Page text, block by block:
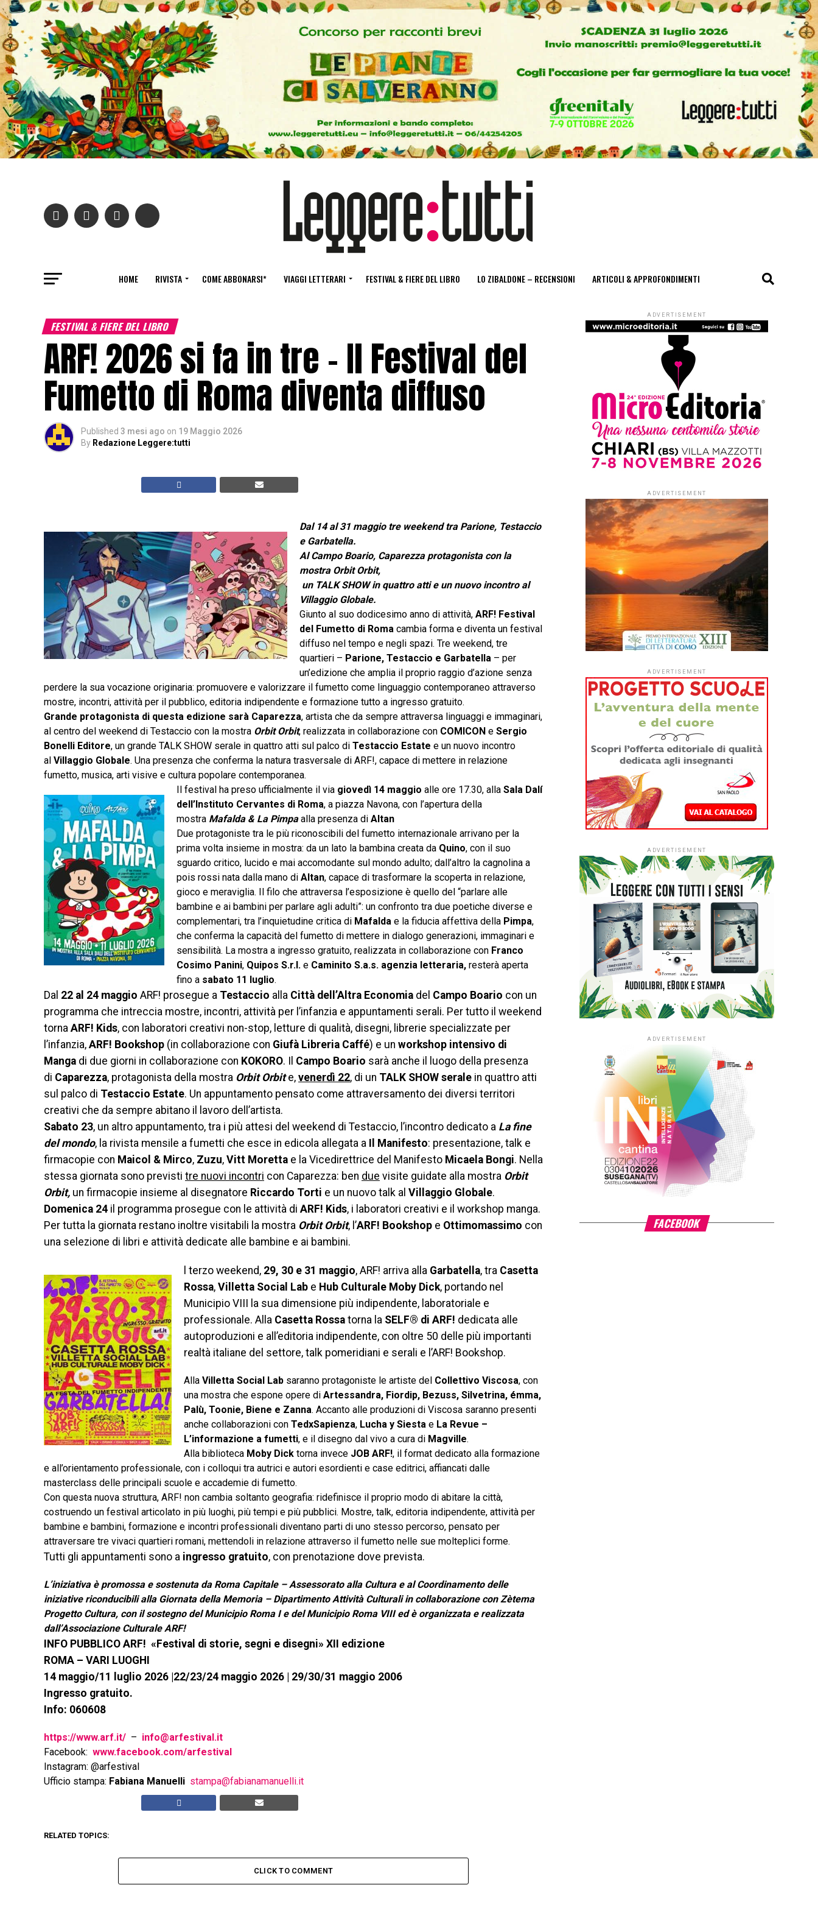
HOME RIVISTA COME ABBONARSI* VIAGGI LETTERARI FESTIVAL & FIERE DEL LIBRO LO ZIBALDONE – RECENSIONI ARTICOLI & APPROFONDIMENTI
FESTIVAL & FIERE DEL LIBRO
ARF! 2026 si fa in tre – Il Festival del
Fumetto di Roma diventa diffuso
Published 3 mesi ago on 19 Maggio 2026
By Redazione Leggere:tutti
Dal 14 al 31 maggio tre weekend tra Parione, Testaccio
e Garbatella.
Al Campo Boario, Caparezza protagonista con la
mostra Orbit Orbit,
un TALK SHOW in quattro atti e un nuovo incontro al
Villaggio Globale.
Giunto al suo dodicesimo anno di attività, ARF! Festival
del Fumetto di Roma cambia forma e diventa un festival
diffuso nel tempo e negli spazi. Tre weekend, tre
quartieri – Parione, Testaccio e Garbatella – per
un’edizione che amplia il proprio raggio d’azione senza
perdere la sua vocazione originaria: promuovere e valorizzare il fumetto come linguaggio contemporaneo attraverso
mostre, incontri, attività per il pubblico, editoria indipendente e formazione tutto a ingresso gratuito.
Grande protagonista di questa edizione sarà Caparezza, artista che da sempre attraversa linguaggi e immaginari,
al centro del weekend di Testaccio con la mostra Orbit Orbit, realizzata in collaborazione con COMICON e Sergio
Bonelli Editore, un grande TALK SHOW serale in quattro atti sul palco di Testaccio Estate e un nuovo incontro
al Villaggio Globale. Una presenza che conferma la natura trasversale di ARF!, capace di mettere in relazione
fumetto, musica, arti visive e cultura popolare contemporanea.
Il festival ha preso ufficialmente il via giovedì 14 maggio alle ore 17.30, alla Sala Dalí
dell’Instituto Cervantes di Roma, a piazza Navona, con l’apertura della
mostra Mafalda & La Pimpaalla presenza di Altan
Due protagoniste tra le più riconoscibili del fumetto internazionale arrivano per la
prima volta insieme in mostra: da un lato la bambina creata da Quino, con il suo
sguardo critico, lucido e mai accomodante sul mondo adulto; dall’altro la cagnolina a
pois rossi nata dalla mano di Altan, capace di trasformare la scoperta in relazione,
gioco e meraviglia. Il filo che attraversa l’esposizione è quello del “parlare alle
bambine e ai bambini per parlare agli adulti”: un confronto tra due poetiche diverse e
complementari, tra l’inquietudine critica di Mafalda e la fiducia affettiva della Pimpa,
che conferma la capacità del fumetto di mettere in dialogo generazioni, immaginari e
sensibilità. La mostra a ingresso gratuito, realizzata in collaborazione con Franco
Cosimo Panini, Quipos S.r.l. e Caminito S.a.s. agenzia letteraria, resterà aperta
fino a sabato 11 luglio.
Dal 22 al 24 maggio ARF! prosegue a Testaccio alla Città dell’Altra Economia del Campo Boario con un
programma che intreccia mostre, incontri, attività per l’infanzia e appuntamenti serali. Per tutto il weekend
torna ARF! Kids, con laboratori creativi non-stop, letture di qualità, disegni, librerie specializzate per
l’infanzia, ARF! Bookshop (in collaborazione con Giufà Libreria Caffé) e un workshop intensivo di
Manga di due giorni in collaborazione con KOKORO. Il Campo Boario sarà anche il luogo della presenza
di Caparezza, protagonista della mostra Orbit Orbite, venerdì 22, di un TALK SHOW serale in quattro atti
sul palco di Testaccio Estate. Un appuntamento pensato come attraversamento dei diversi territori
creativi che da sempre abitano il lavoro dell’artista.
Sabato 23, un altro appuntamento, tra i più attesi del weekend di Testaccio, l’incontro dedicato a La fine
del mondo, la rivista mensile a fumetti che esce in edicola allegata a Il Manifesto: presentazione, talk e
firmacopie con Maicol & Mirco, Zuzu, Vitt Moretta e la Vicedirettrice del Manifesto Micaela Bongi. Nella
stessa giornata sono previsti tre nuovi incontri con Caparezza: ben due visite guidate alla mostra Orbit
Orbit, un firmacopie insieme al disegnatore Riccardo Torti e un nuovo talk al Villaggio Globale.
Domenica 24 il programma prosegue con le attività di ARF! Kids, i laboratori creativi e il workshop manga.
Per tutta la giornata restano inoltre visitabili la mostra Orbit Orbit, l’ARF! Bookshop e Ottimomassimo con
una selezione di libri e attività dedicate alle bambine e ai bambini.
l terzo weekend, 29, 30 e 31 maggio, ARF! arriva alla Garbatella, tra Casetta
Rossa, Villetta Social Lab e Hub Culturale Moby Dick, portando nel
Municipio VIII la sua dimensione più indipendente, laboratoriale e
professionale. Alla Casetta Rossa torna la SELF® di ARF! dedicata alle
autoproduzioni e all’editoria indipendente, con oltre 50 delle più importanti
realtà italiane del settore, talk pomeridiani e serali e l’ARF! Bookshop.
Alla Villetta Social Lab saranno protagoniste le artiste del Collettivo Viscosa, con
una mostra che espone opere di Artessandra, Fiordip, Bezuss, Silvetrina, émma,
Palù, Toonie, Biene e Zanna. Accanto alle produzioni di Viscosa saranno presenti
anche collaborazioni con TedxSapienza, Lucha y Siesta e La Revue –
L’informazione a fumetti, e il disegno dal vivo a cura di Magville.
Alla biblioteca Moby Dick torna invece JOB ARF!, il format dedicato alla formazione
e all’orientamento professionale, con i colloqui tra autrici e autori esordienti e case editrici, affiancati dalle
masterclass delle principali scuole e accademie di fumetto.
Con questa nuova struttura, ARF! non cambia soltanto geografia: ridefinisce il proprio modo di abitare la città,
costruendo un festival articolato in più luoghi, più tempi e più pubblici. Mostre, talk, editoria indipendente, attività per
bambine e bambini, formazione e incontri professionali diventano parti di uno stesso percorso, pensato per
attraversare tre vivaci quartieri romani, mettendoli in relazione attraverso il fumetto nelle sue molteplici forme.
Tutti gli appuntamenti sono a ingresso gratuito, con prenotazione dove prevista.
L’iniziativa è promossa e sostenuta da Roma Capitale – Assessorato alla Cultura e al Coordinamento delle
iniziative riconducibili alla Giornata della Memoria – Dipartimento Attività Culturali in collaborazione con Zètema
Progetto Cultura, con il sostegno del Municipio Roma I e del Municipio Roma VIII ed è organizzata e realizzata
dall’Associazione Culturale ARF!
INFO PUBBLICO ARF! «Festival di storie, segni e disegni» XII edizione
ROMA – VARI LUOGHI
14 maggio/11 luglio 2026 |22/23/24 maggio 2026 | 29/30/31 maggio 2006
Ingresso gratuito.
Info: 060608
https://www.arf.it/ – info@arfestival.it
Facebook: www.facebook.com/arfestival
Instagram: @arfestival
Ufficio stampa: Fabiana Manuelli stampa@fabianamanuelli.it
RELATED TOPICS:
CLICK TO COMMENT
ADVERTISEMENT
ADVERTISEMENT
ADVERTISEMENT
ADVERTISEMENT
ADVERTISEMENT
FACEBOOK